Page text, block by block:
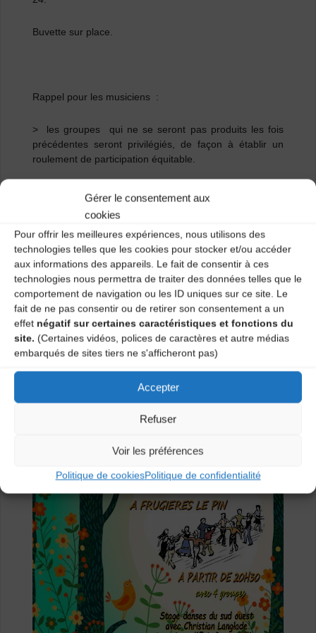
Gérer le consentement aux
cookies
Pour offrir les meilleures expériences, nous utilisons des
technologies telles que les cookies pour stocker et/ou accéder
aux informations des appareils. Le fait de consentir à ces
technologies nous permettra de traiter des données telles que le
comportement de navigation ou les ID uniques sur ce site. Le
fait de ne pas consentir ou de retirer son consentement a un
effet négatif sur certaines caractéristiques et fonctions du
site. (Certaines vidéos, polices de caractères et autre médias
embarqués de sites tiers ne s'afficheront pas)
Accepter
Refuser
Voir les préférences
Politique de cookiesPolitique de confidentialité
Buvette sur place.
Rappel pour les musiciens :
> les groupes qui ne se seront pas produits les fois
précédentes seront privilégiés, de façon à établir un
roulement de participation équitable.
Si vous souhaitez jouer, vous êtes les bienvenus !
dernier délai.
Une fiche technique vous est demandée comprenant, si
possible :
– un plan de scène indiquant la position des musiciens
et/ou chanteurs, et pour chaque musicien, le nom des
instruments joués.
– indiquer, si vous les connaissez, vos besoins en
micros, cellules, câbles XLR et Jack, pieds de micros,
boitiers Direct Input (DI)….
Si vous possédez quelques uns de ces accessoires, il
est préférable de les apporter.